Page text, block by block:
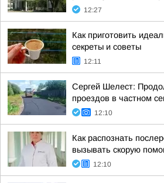
12:27
Как приготовить
секреты и советы
12:11
Сергей Шелест:
проездов в частном
12:10
Как распознать
вызывать скорую
12:10